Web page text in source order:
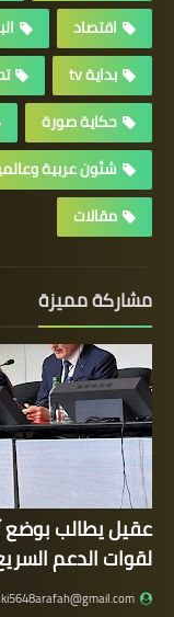
اقتصاد
بداية tv
حكاية صورة
شئون عربية
مقالات
مشاركة مميزة
عقيل يطالب بوضع
لقوات الدعم